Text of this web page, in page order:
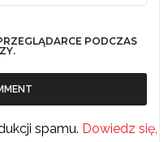
PODCZAS
spamu. Dowiedz się,